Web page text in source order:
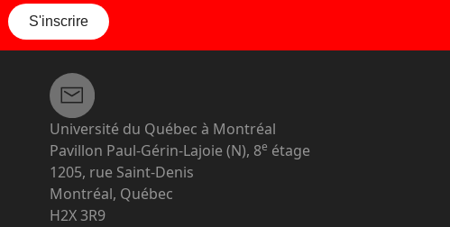
S'inscrire
Université du Québec à Montréal
Pavillon Paul-Gérin-Lajoie (N), 8e étage
1205, rue Saint-Denis
Montréal, Québec
H2X 3R9